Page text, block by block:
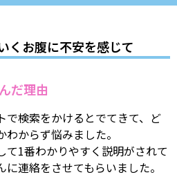
くお腹に不安を感じて
だ理由
で検索をかけるとでてきて、ど
からず悩みました。
て1番わかりやすく説明がされて
連絡をさせてもらいました。